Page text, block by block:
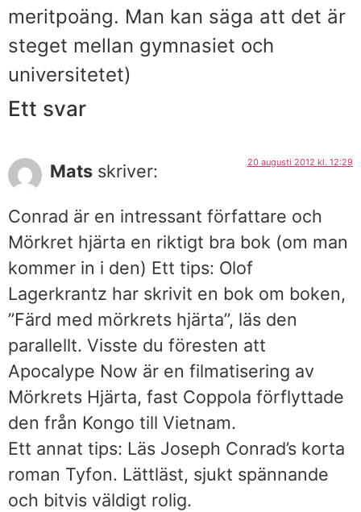
meritpoäng. Man kan säga att det är
steget mellan gymnasiet och
universitetet)
Ett svar
Mats skriver: 20 augusti 2012 kl. 12:29
Conrad är en intressant författare och
Mörkret hjärta en riktigt bra bok (om man
kommer in i den) Ett tips: Olof
Lagerkrantz har skrivit en bok om boken,
”Färd med mörkrets hjärta”, läs den
parallellt. Visste du föresten att
Apocalype Now är en filmatisering av
Mörkrets Hjärta, fast Coppola förflyttade
den från Kongo till Vietnam.
Ett annat tips: Läs Joseph Conrad’s korta
roman Tyfon. Lättläst, sjukt spännande
och bitvis väldigt rolig.